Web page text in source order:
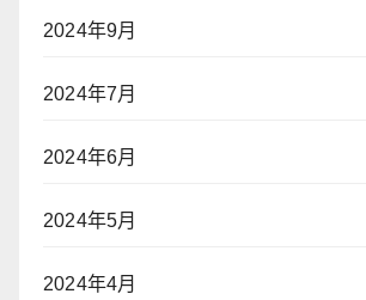
2024年9月
2024年7月
2024年6月
2024年5月
2024年4月